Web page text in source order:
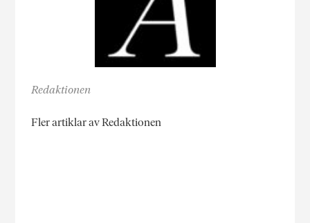
Redaktionen
Fler artiklar av Redaktionen